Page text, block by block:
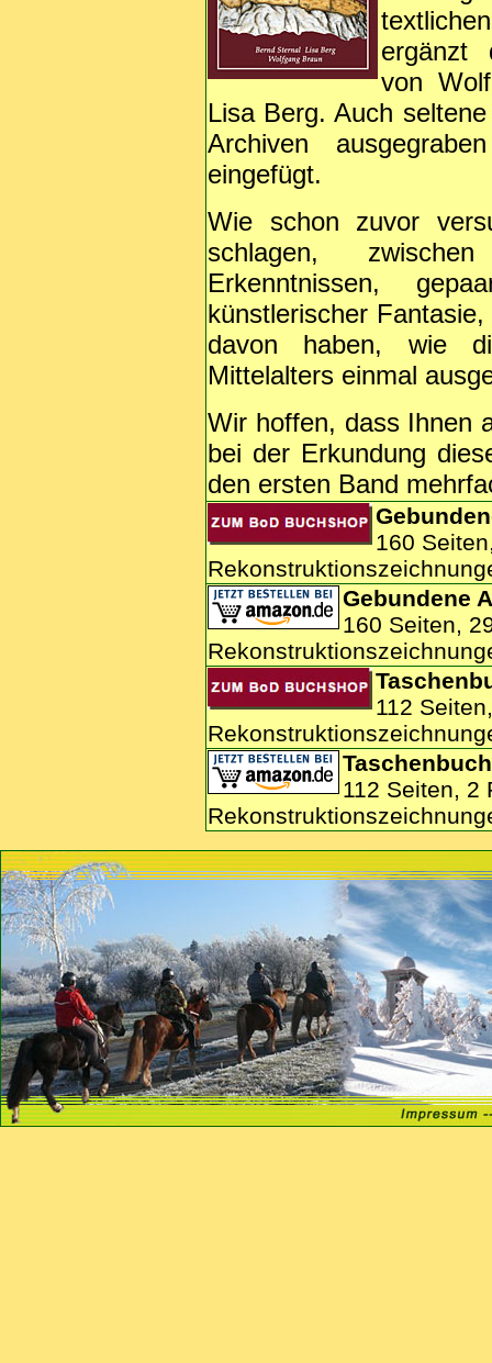
ergänzt
von
Lisa Berg. Auch
Archiven
eingefügt.
Wie schon zuvor
schlagen,
Erkenntnissen,
künstlerischer
davon haben, wie
Mittelalters einmal
Wir hoffen, dass Ihnen
bei der Erkundung
den ersten Band
160
Gebundene
160 Seiten,
112
112 Seiten, 2